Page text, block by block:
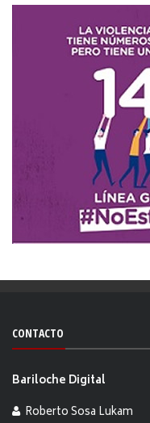
CONTACTO
Bariloche Digital
Roberto Sosa Lukam